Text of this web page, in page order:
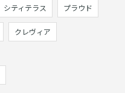
シティテラス プラウド
クレヴィア